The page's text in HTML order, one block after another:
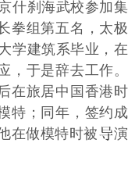
什刹海武校参加集
拳组第五名，太极
学建筑系毕业，在
，于是辞去工作。
在旅居中国香港时
特；同年，签约成
在做模特时被
演